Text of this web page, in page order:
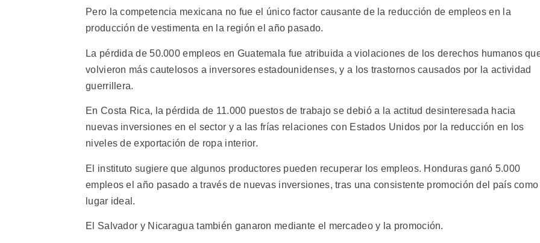
Pero la competencia mexicana no fue el único factor causante de la reducción de empleos en la
producción de vestimenta en la región el año pasado.
La pérdida de 50.000 empleos en Guatemala fue atribuida a violaciones de los derechos humanos
volvieron más cautelosos a inversores estadounidenses, y a los trastornos causados por la actividad
guerrillera.
En Costa Rica, la pérdida de 11.000 puestos de trabajo se debió a la actitud desinteresada hacia
nuevas inversiones en el sector y a las frías relaciones con Estados Unidos por la reducción en los
niveles de exportación de ropa interior.
El instituto sugiere que algunos productores pueden recuperar los empleos. Honduras ganó 5.000
empleos el año pasado a través de nuevas inversiones, tras una consistente promoción del país como
lugar ideal.
El Salvador y Nicaragua también ganaron mediante el mercadeo y la promoción.